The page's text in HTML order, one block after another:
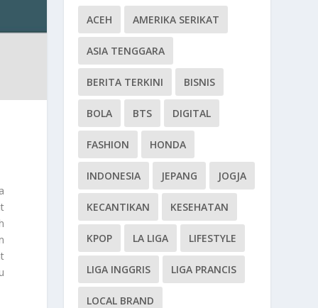
ACEH AMERIKA SERIKAT
ASIA TENGGARA
BERITA TERKINI BISNIS
BOLA BTS DIGITAL
FASHION HONDA
INDONESIA JEPANG JOGJA
KECANTIKAN KESEHATAN
KPOP LA LIGA LIFESTYLE
LIGA INGGRIS LIGA PRANCIS
LOCAL BRAND